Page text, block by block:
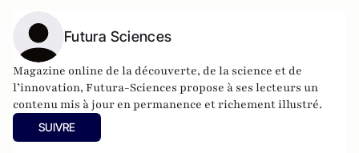
Futura Sciences
Magazine online de la découverte, de la science et de
l’innovation, Futura-Sciences propose à ses lecteurs un
contenu mis à jour en permanence et richement illustré.
SUIVRE